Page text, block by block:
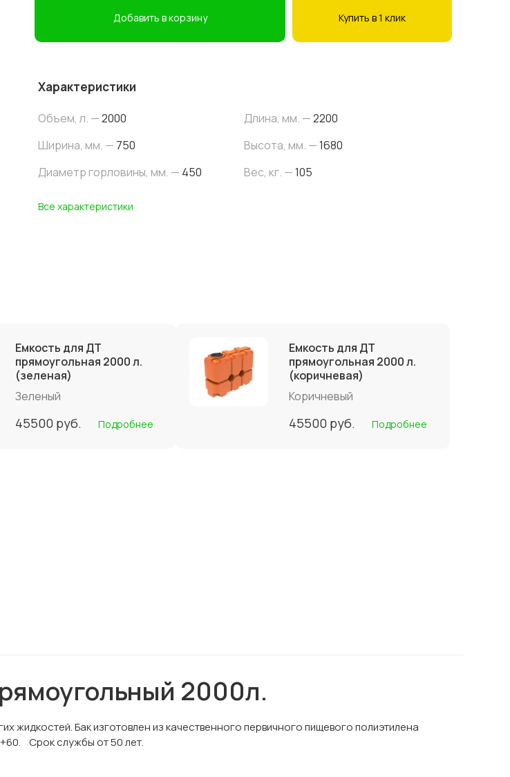
Добавить в корзину Купить в 1 клик
Характеристики
Объем, л. —2000 Длина, мм. —2200
Ширина, мм. — 750 Высота, мм. —1680
Диаметр горловины, мм. — 450 Вес, кг. —105
Все характеристики
Емкость для ДТ
прямоугольная 2000 л.
(зеленая)
Зеленый
45500 руб. Подробнее
Емкость для ДТ
прямоугольная 2000 л.
(коричневая)
Коричневый
45500 руб. Подробнее
2000л.
жидкостей. Бак изготовлен из качественного первичного пищевого полиэтилена
Срок службы от 50 лет.